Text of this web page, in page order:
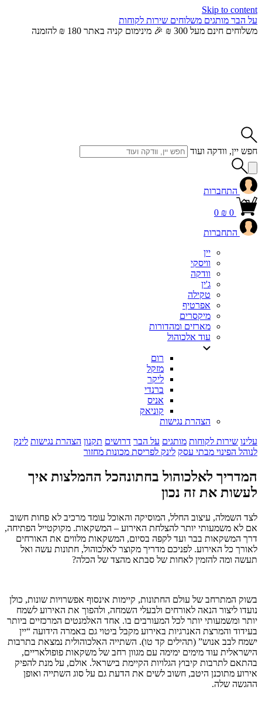
Skip to content
על הבר מותגים משלוחים שירות לקוחות
משלוחים חינם מעל 300 ₪ 🎉 מינימום קניה באתר 180 ₪ להזמנה
חפש יין, וודקה ועוד
התחברות
0
0 ₪
התחברות
יין
וויסקי
וודקה
ג'ין
טקילה
אפרטיף
מיקסרים
מארזים ומהדורות
עוד אלכוהול
רום
מזקל
ליקר
ברנדי
אניס
קוניאק
הצהרת נגישות
עלינו שירות לקוחות מותגים על הבר דרושים תקנון הצהרת נגישות לינק
לנוהל הפינוי מבתי עסק לינק לפריסת מכונות מחזור
המדריך לאלכוהול בחתונהכל ההמלצות איך
לעשות את זה נכון
לצד השמלה, עיצוב החלל, המוסיקה והאוכל עומד מרכיב לא פחות חשוב
אם לא משמעותי יותר להצלחת האירוע – המשקאות. מקוקטייל הפתיחה,
דרך המשקאות בבר ועד לקפה בסיום, המשקאות מלווים את האורחים
לאורך כל האירוע. לפניכם מדריך מקוצר לאלכוהול, חתונות עשה ואל
תעשה ומה להזמין לאחות של סבתא מהצד של הכלה?
בשוק המתרחב של עולם החתונות, קיימות אינסוף אפשרויות שונות, כולן
נועדו ליצור הנאה לאורחים ולבעלי השמחה, ולהפוך את האירוע לשמח
יותר ומשמעותי יותר לכל המעורבים בו. אחד האלמנטים המרכזיים ביותר
בעידוד והמרצת האנרגיות באירוע מקבל ביטוי גם באמרה הידועה “יין
ישמח לבב אנוש” (תהילים קד טו). השתייה האלכוהולית נמצאת בתרבות
הישראלית עוד מימים ימימה עם מגוון רחב של משקאות פופולאריים,
בהתאם לתרבות קיבוץ הגלויות הקיימת בישראל. אולם, על מנת להפיק
אירוע מתוכנן היטב, חשוב לשים את הדעת גם על סוג השתייה ואופן
ההגשה שלה.